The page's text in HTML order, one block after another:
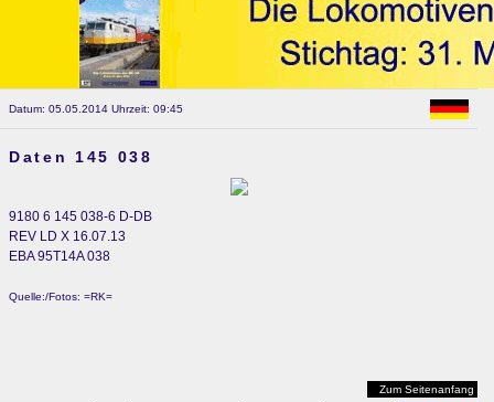
Datum: 05.05.2014 Uhrzeit: 09:45
Daten 145 038
9180 6 145 038-6 D-DB
REV LD X 16.07.13
EBA 95T14A 038
Quelle:/Fotos: =RK=
Zum Seitenanfang